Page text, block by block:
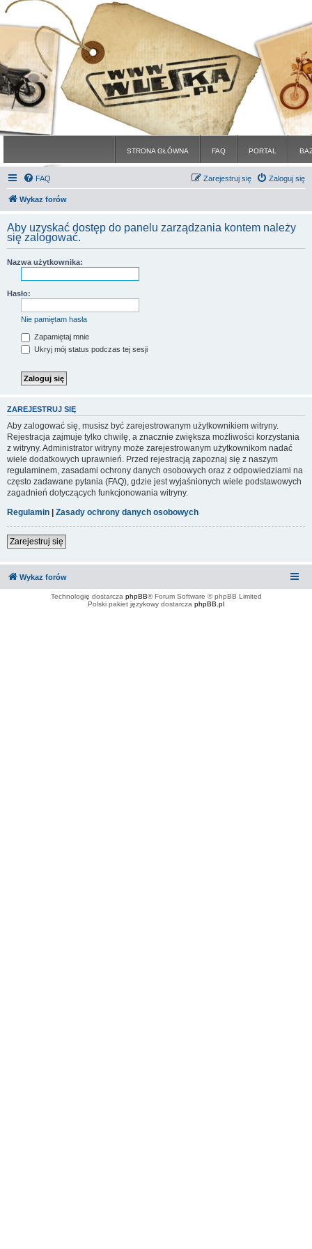
STRONA GŁÓWNA FAQ PORTAL
FAQ Zaloguj się
Zarejestruj się
Wykaz forów
Aby uzyskać dostęp do panelu zarządzania kontem należy
się zalogować.
Nazwa użytkownika:
Hasło:
Nie pamiętam hasła
Zapamiętaj mnie
Ukryj mój status podczas tej sesji
ZAREJESTRUJ SIĘ
Aby zalogować się, musisz być zarejestrowanym użytkownikiem witryny.
Rejestracja zajmuje tylko chwilę, a znacznie zwiększa możliwości korzystania
z witryny. Administrator witryny może zarejestrowanym użytkownikom nadać
wiele dodatkowych uprawnień. Przed rejestracją zapoznaj się z naszym
regulaminem, zasadami ochrony danych osobowych oraz z odpowiedziami na
często zadawane pytania (FAQ), gdzie jest wyjaśnionych wiele podstawowych
zagadnień dotyczących funkcjonowania witryny.
Regulamin | Zasady ochrony danych osobowych
Zarejestruj się
Wykaz forów
Technologię dostarcza phpBB® Forum Software © phpBB Limited
Polski pakiet językowy dostarcza phpBB.pl